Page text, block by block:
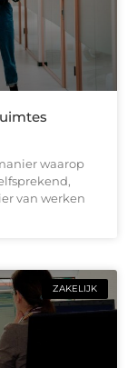
waarop
van werken
ZAKELIJK